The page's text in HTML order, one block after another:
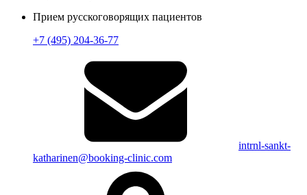
Прием русскоговорящих пациентов
+7 (495) 204-36-77
intrnl-sankt-
katharinen@booking-clinic.com